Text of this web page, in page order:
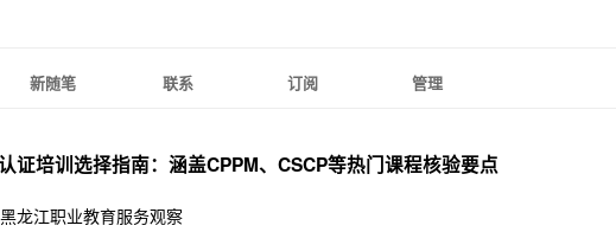
新随笔 联系 订阅 管理
证培训选择指南：涵盖CPPM、CSCP等热门课程核验要点
龙江职业教育服务观察